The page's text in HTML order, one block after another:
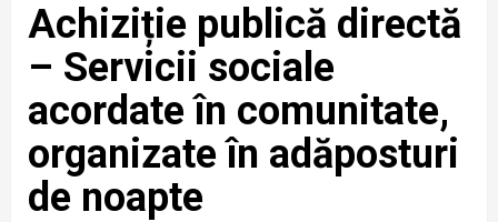
Achiziție publică directă
– Servicii sociale
acordate în comunitate,
organizate în adăposturi
de noapte